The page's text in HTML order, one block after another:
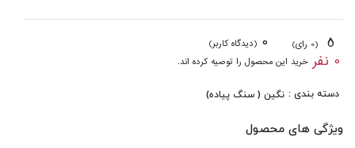
(0 رای) 0 (دیدگاه کاربر)
0 نفر خرید این محصول را توصیه کرده اند.
دسته بندی : نگین ( سنگ پیاده)
ویژگی های محصول